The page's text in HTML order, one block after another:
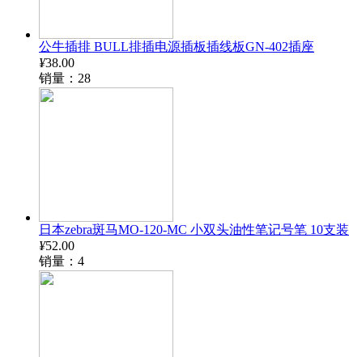
公牛插排 BULL排插电源插板插线板GN-402插座
¥38.00
销量：28
日本zebra斑马MO-120-MC 小双头油性笔记号笔 10支装
¥52.00
销量：4